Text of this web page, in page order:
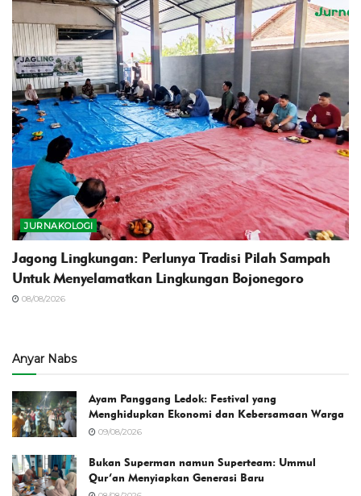
JURNAKOLOGI
Jagong Lingkungan: Perlunya Tradisi Pilah Sampah
Untuk Menyelamatkan Lingkungan Bojonegoro
08/08/2026
Anyar Nabs
Ayam Panggang Ledok: Festival yang
Menghidupkan Ekonomi dan Kebersamaan Warga
09/08/2026
Bukan Superman namun Superteam: Ummul
Qur’an Menyiapkan Generasi Baru